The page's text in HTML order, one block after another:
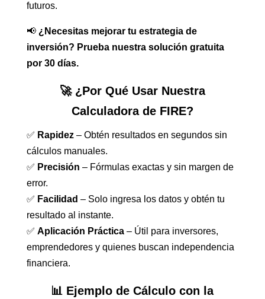
futuros.
📢 ¿Necesitas mejorar tu estrategia de
inversión? Prueba nuestra solución gratuita
por 30 días.
🚀 ¿Por Qué Usar Nuestra
Calculadora de FIRE?
✅ Rapidez– Obtén resultados en segundos sin
cálculos manuales.
✅ Precisión – Fórmulas exactas y sin margen de
error.
✅ Facilidad – Solo ingresa los datos y obtén tu
resultado al instante.
✅ Aplicación Práctica– Útil para inversores,
emprendedores y quienes buscan independencia
financiera.
📊 Ejemplo de Cálculo con la